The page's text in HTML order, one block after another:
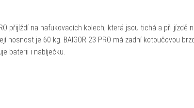
přijíždí na nafukovacích kolech, která jsou tichá a při jízdě
nosnost je 60 kg. BAIGOR 23 PRO má zadní kotoučovou
baterii i nabíječku.